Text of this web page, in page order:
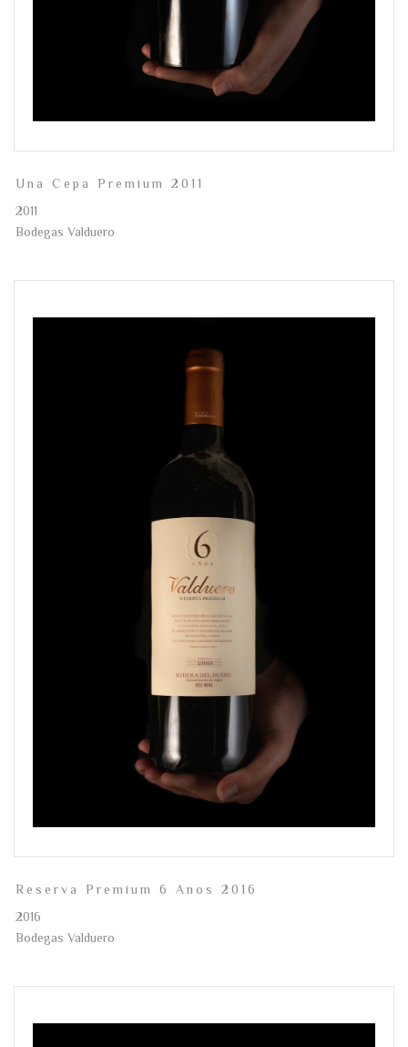
Una Cepa Premium 2011
2011
Bodegas Valduero
Reserva Premium 6 Anos 2016
2016
Bodegas Valduero